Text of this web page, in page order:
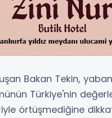
Bakan Tekin,
Türkiye'nin
örtüşmediğine